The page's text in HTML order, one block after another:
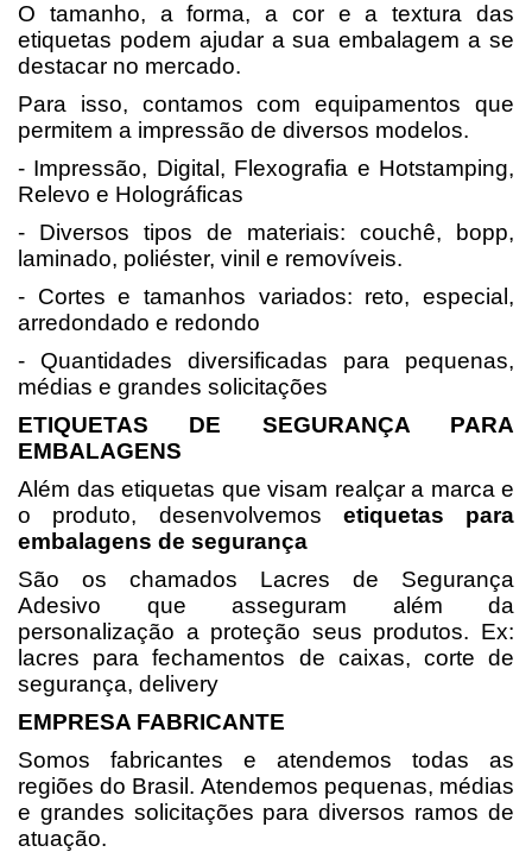
O tamanho, a forma, a cor e a textura das
etiquetas podem ajudar a sua embalagem a se
destacar no mercado.
Para isso, contamos com equipamentos que
permitem a impressão de diversos modelos.
- Impressão, Digital, Flexografia e Hotstamping,
Relevo e Holográficas
- Diversos tipos de materiais: couchê, bopp,
laminado, poliéster, vinil e removíveis.
- Cortes e tamanhos variados: reto, especial,
arredondado e redondo
- Quantidades diversificadas para pequenas,
médias e grandes solicitações
ETIQUETAS DE SEGURANÇA PARA
EMBALAGENS
Além das etiquetas que visam realçar a marca e
o produto, desenvolvemos etiquetas para
embalagens de segurança
São os chamados Lacres de Segurança
Adesivo que asseguram além da
personalização a proteção seus produtos. Ex:
lacres para fechamentos de caixas, corte de
segurança, delivery
EMPRESA FABRICANTE
Somos fabricantes e atendemos todas as
regiões do Brasil. Atendemos pequenas, médias
e grandes solicitações para diversos ramos de
atuação.